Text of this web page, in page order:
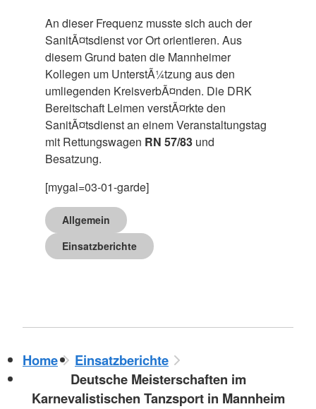
An dieser Frequenz musste sich auch der
SanitÃ¤tsdienst vor Ort orientieren. Aus
diesem Grund baten die Mannheimer
Kollegen um UnterstÃ¼tzung aus den
umliegenden KreisverbÃ¤nden. Die DRK
Bereitschaft Leimen verstÃ¤rkte den
SanitÃ¤tsdienst an einem Veranstaltungstag
mit Rettungswagen RN 57/83 und
Besatzung.
[mygal=03-01-garde]
Allgemein
Einsatzberichte
Home
Einsatzberichte
Deutsche Meisterschaften im
Karnevalistischen Tanzsport in Mannheim